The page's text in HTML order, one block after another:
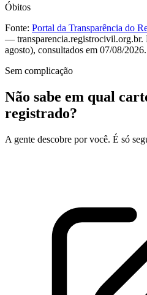
Óbitos
Fonte: Portal da Transparência do
— transparencia.registrocivil.org.br.
agosto), consultados em 07/08/2026.
Sem complicação
Não sabe em qual
registrado?
A gente descobre por você. É só